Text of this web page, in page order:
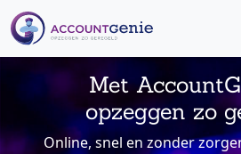
Met
opzeggen zo
Online, snel en zonder